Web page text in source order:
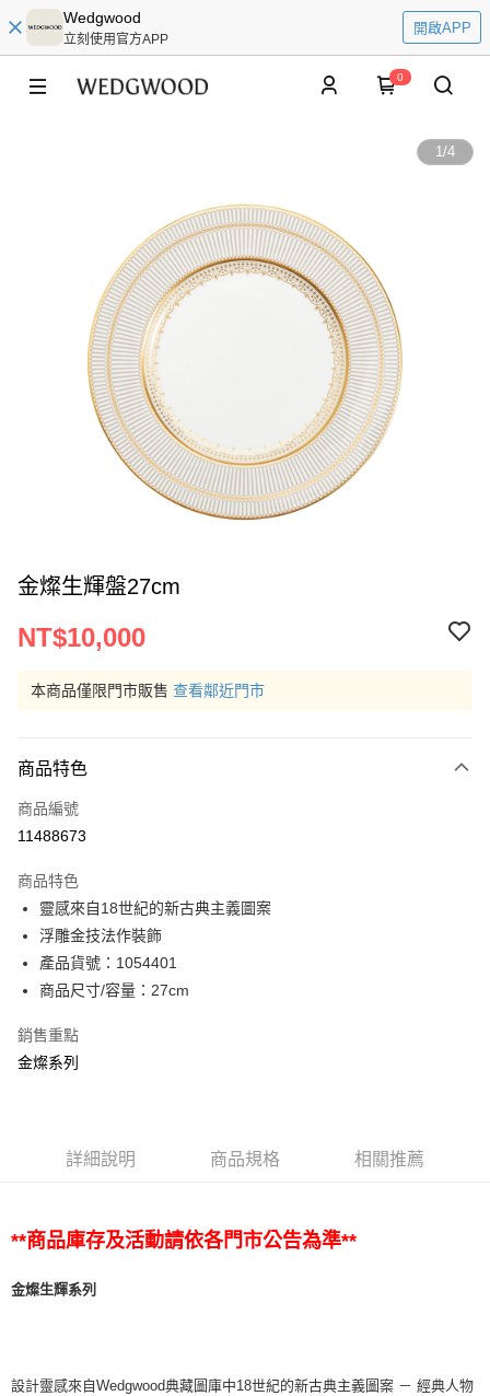
Wedgwood
立刻使用官方APP
開啟APP
0
1/4
金燦生輝盤27cm
NT$10,000
本商品僅限門市販售 查看鄰近門市
商品特色
商品編號
11488673
商品特色
靈感來自18世紀的新古典主義圖案
浮雕金技法作裝飾
產品貨號：1054401
商品尺寸/容量：27cm
銷售重點
金燦系列
詳細說明 商品規格 相關推薦
**商品庫存及活動請依各門市公告為準**
金燦生輝系列
設計靈感來自Wedgwood典藏圖庫中18世紀的新古典主義圖案 － 經典人物